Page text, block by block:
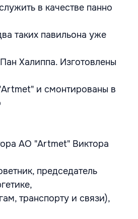
в качестве панно
таких павильона уже
Халиппа. Изготовлены
и смонтированы в
АО "Artmet" Виктора
председатель
транспорту и связи),